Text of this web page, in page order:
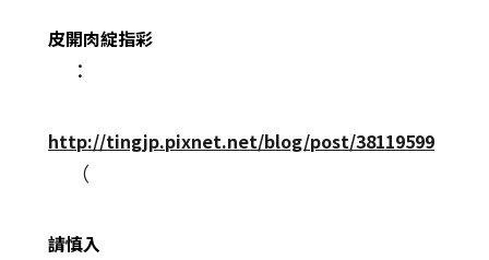
皮開肉綻指彩
：
http://tingjp.pixnet.net/blog/post/38119599
（
請慎入